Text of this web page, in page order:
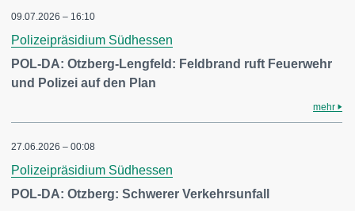
09.07.2026 – 16:10
Polizeipräsidium Südhessen
POL-DA: Otzberg-Lengfeld: Feldbrand ruft Feuerwehr
und Polizei auf den Plan
mehr
27.06.2026 – 00:08
Polizeipräsidium Südhessen
POL-DA: Otzberg: Schwerer Verkehrsunfall